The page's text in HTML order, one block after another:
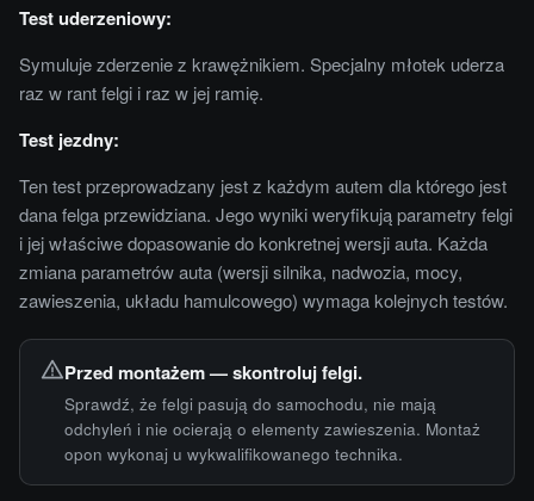
Test uderzeniowy:
Symuluje zderzenie z krawężnikiem. Specjalny młotek uderza
raz w rant felgi i raz w jej ramię.
Test jezdny:
Ten test przeprowadzany jest z każdym autem dla którego jest
dana felga przewidziana. Jego wyniki weryfikują parametry felgi
i jej właściwe dopasowanie do konkretnej wersji auta. Każda
zmiana parametrów auta (wersji silnika, nadwozia, mocy,
zawieszenia, układu hamulcowego) wymaga kolejnych testów.
Przed montażem — skontroluj felgi.
Sprawdź, że felgi pasują do samochodu, nie mają
odchyleń i nie ocierają o elementy zawieszenia. Montaż
opon wykonaj u wykwalifikowanego technika.